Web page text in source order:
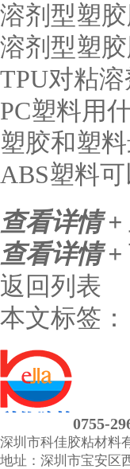
溶剂型塑
溶剂型塑
TPU对粘
PC塑料用
塑胶和塑
ABS塑料
查看详情 +
查看详情 +
返回列表
本文标签：
0755-
深圳市科佳胶粘材料
地址：深圳市宝安区